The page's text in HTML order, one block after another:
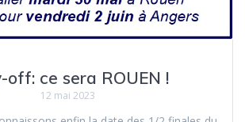
off: ce sera ROUEN !
12 mai 2023